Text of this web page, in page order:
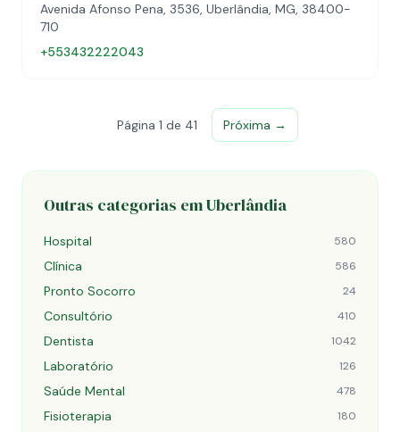
Avenida Afonso Pena, 3536, Uberlândia, MG, 38400-
710
+553432222043
Página 1 de 41 Próxima →
Outras categorias em Uberlândia
Hospital 580
Clínica 586
Pronto Socorro 24
Consultório 410
Dentista 1042
Laboratório 126
Saúde Mental 478
Fisioterapia 180